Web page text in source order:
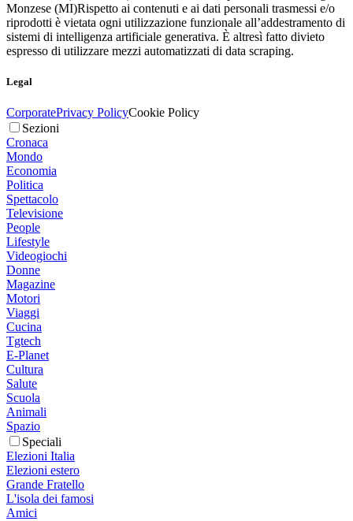
Monzese (MI)Rispetto ai contenuti e ai dati personali trasmessi e/o
riprodotti è vietata ogni utilizzazione funzionale all’addestramento di
sistemi di intelligenza artificiale generativa. È altresì fatto divieto
espresso di utilizzare mezzi automatizzati di data scraping.
Legal
CorporatePrivacy PolicyCookie Policy
Sezioni
Cronaca
Mondo
Economia
Politica
Spettacolo
Televisione
People
Lifestyle
Videogiochi
Donne
Magazine
Motori
Viaggi
Cucina
Tgtech
E-Planet
Cultura
Salute
Scuola
Animali
Spazio
Speciali
Elezioni Italia
Elezioni estero
Grande Fratello
L'isola dei famosi
Amici